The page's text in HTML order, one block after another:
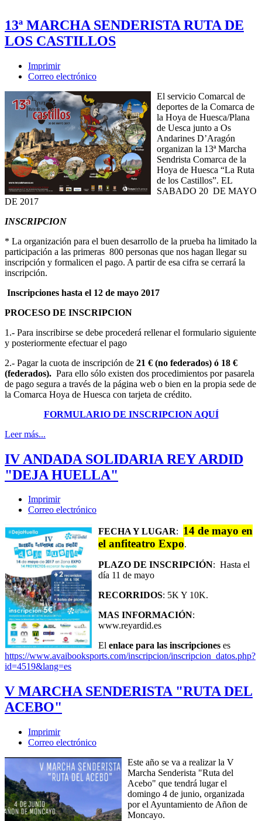
13ª MARCHA SENDERISTA RUTA DE
LOS CASTILLOS
Imprimir
Correo electrónico
El servicio Comarcal de
deportes de la Comarca de
la Hoya de Huesca/Plana
de Uesca junto a Os
Andarines D’Aragón
organizan la 13ª Marcha
Sendrista Comarca de la
Hoya de Huesca “La Ruta
de los Castillos”. EL
SABADO 20 DE MAYO
DE 2017
INSCRIPCION
* La organización para el buen desarrollo de la prueba ha limitado la
participación a las primeras 800 personas que nos hagan llegar su
inscripción y formalicen el pago. A partir de esa cifra se cerrará la
inscripción.
Inscripciones hasta el 12 de mayo 2017
PROCESO DE INSCRIPCION
1.- Para inscribirse se debe procederá rellenar el formulario siguiente
y posteriormente efectuar el pago
2.- Pagar la cuota de inscripción de 21 € (no federados) ó 18 €
(federados). Para ello sólo existen dos procedimientos por pasarela
de pago segura a través de la página web o bien en la propia sede de
la Comarca Hoya de Huesca con tarjeta de crédito.
FORMULARIO DE INSCRIPCION AQUÍ
Leer más...
IV ANDADA SOLIDARIA REY ARDID
"DEJA HUELLA"
Imprimir
Correo electrónico
FECHA Y LUGAR: 14 de mayo en
el anfiteatro Expo.
PLAZO DE INSCRIPCIÓN: Hasta el
día 11 de mayo
RECORRIDOS: 5K Y 10K.
MAS INFORMACIÓN:
www.reyardid.es
El enlace para las inscripciones es
https://www.avaibooksports.com/inscripcion/inscripcion_datos.php?
id=4519&lang=es
V MARCHA SENDERISTA "RUTA DEL
ACEBO"
Imprimir
Correo electrónico
Este año se va a realizar la V
Marcha Senderista "Ruta del
Acebo" que tendrá lugar el
domingo 4 de junio, organizada
por el Ayuntamiento de Añon de
Moncayo.